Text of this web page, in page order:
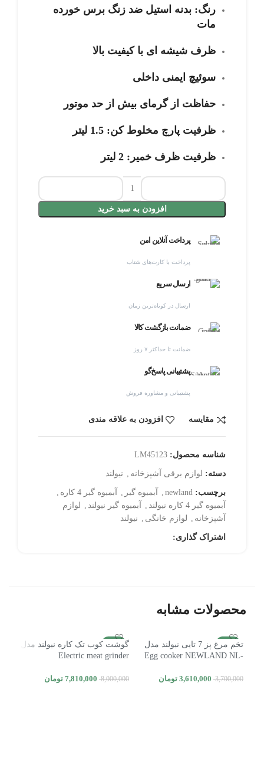
رنگ: بدنه استیل ضد زنگ برس خورده
مات
ظرف شیشه ای با کیفیت بالا
سوئیچ ایمنی داخلی
حفاظت از گرمای بیش از حد موتور
ظرفیت پارچ مخلوط کن: 1.5 لیتر
ظرفیت ظرف خمیر: 2 لیتر
افزودن به سبد خرید
پرداخت آنلاین امن
پرداخت با کارت‌های شتاب
ارسال سریع
ارسال در کوتاه‌ترین زمان
ضمانت بازگشت کالا
ضمانت تا حداکثر ۷ روز
پشتیبانی پاسخ‌گو
پشتیبانی و مشاوره فروش
مقایسه افزودن به علاقه مندی
شناسه محصول: LM45123
دسته: لوازم برقی آشپزخانه نیولند
برچسب: newland آبمیوه گیر آبمیوه گیر 4 کاره
آبمیوه گیر 4 کاره نیولند
آبمیوه گیر نیولند
لوازم
آشپزخانه
لوازم خانگی نیولند
اشتراک گذاری:
محصولات مشابه
-2%
تخم مرغ پز 7 تایی نیولند مدل
Egg cooker NEWLAND NL-
3,700,000
3,610,000 تومان
-2%
گوشت کوب تک کاره نیولند مدل
Electric meat grinder
8,000,000
7,810,000 تومان